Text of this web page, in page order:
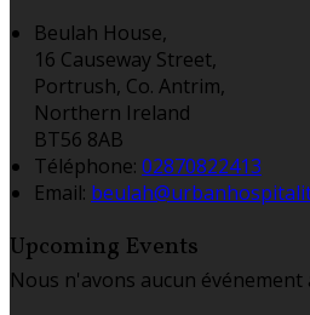
Beulah House,
16 Causeway Street,
Portrush, Co. Antrim,
Northern Ireland
BT56 8AB
Téléphone: 02870822413
Email:
Upcoming Events
Nous n'avons aucun événement